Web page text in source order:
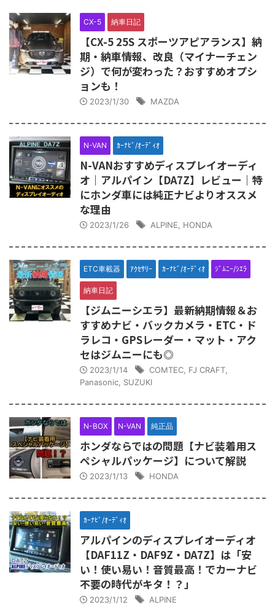
CX-5 納車日記
【CX-5 25S スポーツアピアランス】納
期・納車情報、改良（マイナーチェン
ジ）で何が変わった？おすすめオプシ
ョンも！
2023/1/30 MAZDA
N-VAN ｶｰﾅﾋﾞ/ｵｰﾃﾞｨｵ
N-VANおすすめディスプレイオーディ
オ｜アルパイン【DA7Z】レビュー｜特
にホンダ車には純正ナビよりオススメ
な理由
2023/1/26 ALPINE HONDA
ETC車載器 ｱｸｾｻﾘｰ ｶｰﾅﾋﾞ/ｵｰﾃﾞｨｵ ｼﾞﾑﾆｰ/ｼｴﾗ
納車日記
【ジムニーシエラ】最新納期情報＆お
すすめナビ・バックカメラ・ETC・ド
ラレコ・GPSレーダー・マット・アク
セはジムニーにも◎
2023/1/14 COMTEC FJ CRAFT
Panasonic SUZUKI
N-BOX N-VAN 純正品
ホンダならではの問題【ナビ装着用ス
ペシャルパッケージ】について解説
2023/1/13 HONDA
ｶｰﾅﾋﾞ/ｵｰﾃﾞｨｵ
アルパインのディスプレイオーディオ
【DAF11Z・DAF9Z・DA7Z】は「安
い！使い易い！音質最高！でカーナビ
不要の時代がキタ！？」
2023/1/12 ALPINE